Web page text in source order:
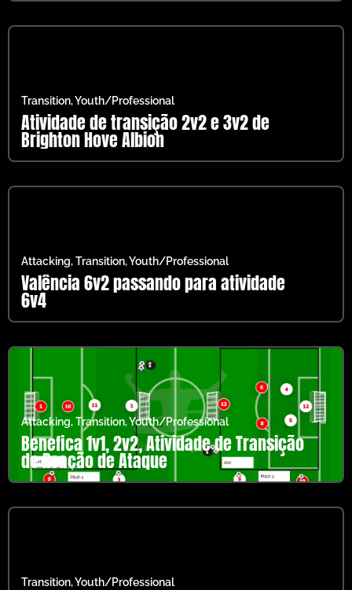
Transition,Youth/Professional
Atividade de transição 2v2 e 3v2 de
Brighton Hove Albion
Attacking,Transition,Youth/Professional
Valência 6v2 passando para atividade
6v4
Attacking,Transition,Youth/Professional
Benefica 1v1, 2v2, Atividade de Transição
de Reação de Ataque
Transition,Youth/Professional